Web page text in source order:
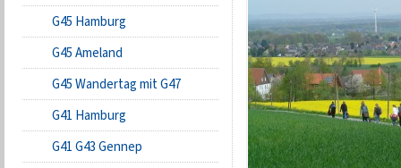
G45 Hamburg
G45 Ameland
G45 Wandertag mit G47
G41 Hamburg
G41 G43 Gennep